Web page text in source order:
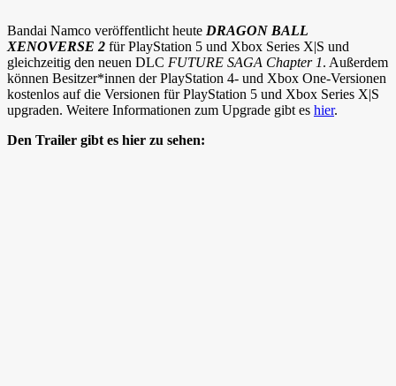
Bandai Namco veröffentlicht heute DRAGON BALL
XENOVERSE 2 für PlayStation 5 und Xbox Series X|S und
gleichzeitig den neuen DLC FUTURE SAGA Chapter 1. Außerdem
können Besitzer*innen der PlayStation 4- und Xbox One-Versionen
kostenlos auf die Versionen für PlayStation 5 und Xbox Series X|S
upgraden. Weitere Informationen zum Upgrade gibt es hier.
Den Trailer gibt es hier zu sehen: